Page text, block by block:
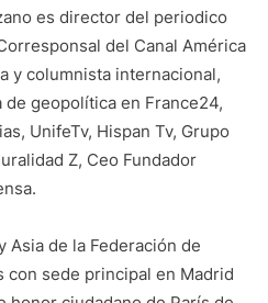
es director del periodico
del Canal América
y columnista internacional,
geopolítica en France24,
UnifeTv, Hispan Tv, Grupo
Z, Ceo Fundador
Asia de la Federación de
con sede principal en Madrid